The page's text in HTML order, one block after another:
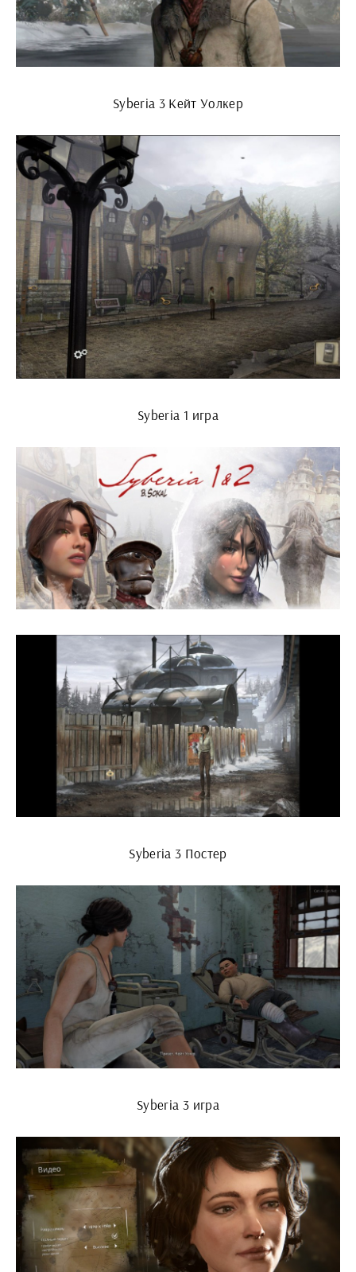
Syberia 3 Кейт Уолкер
Syberia 1 игра
Syberia 3 Постер
Syberia 3 игра